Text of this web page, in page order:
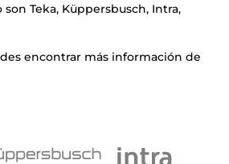
Teka, Küppersbusch, Intra,
encontrar más información de